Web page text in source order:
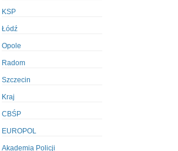
KSP
Łódź
Opole
Radom
Szczecin
Kraj
CBŚP
EUROPOL
Akademia Policji